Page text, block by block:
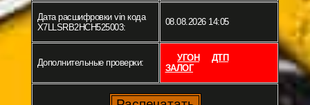
Дата расшифровки vin кода
X7LLSRB2HCH525003:
08.08.2026 14:05
Дополнительные проверки: УГОН
ДТП
ЗАЛОГ